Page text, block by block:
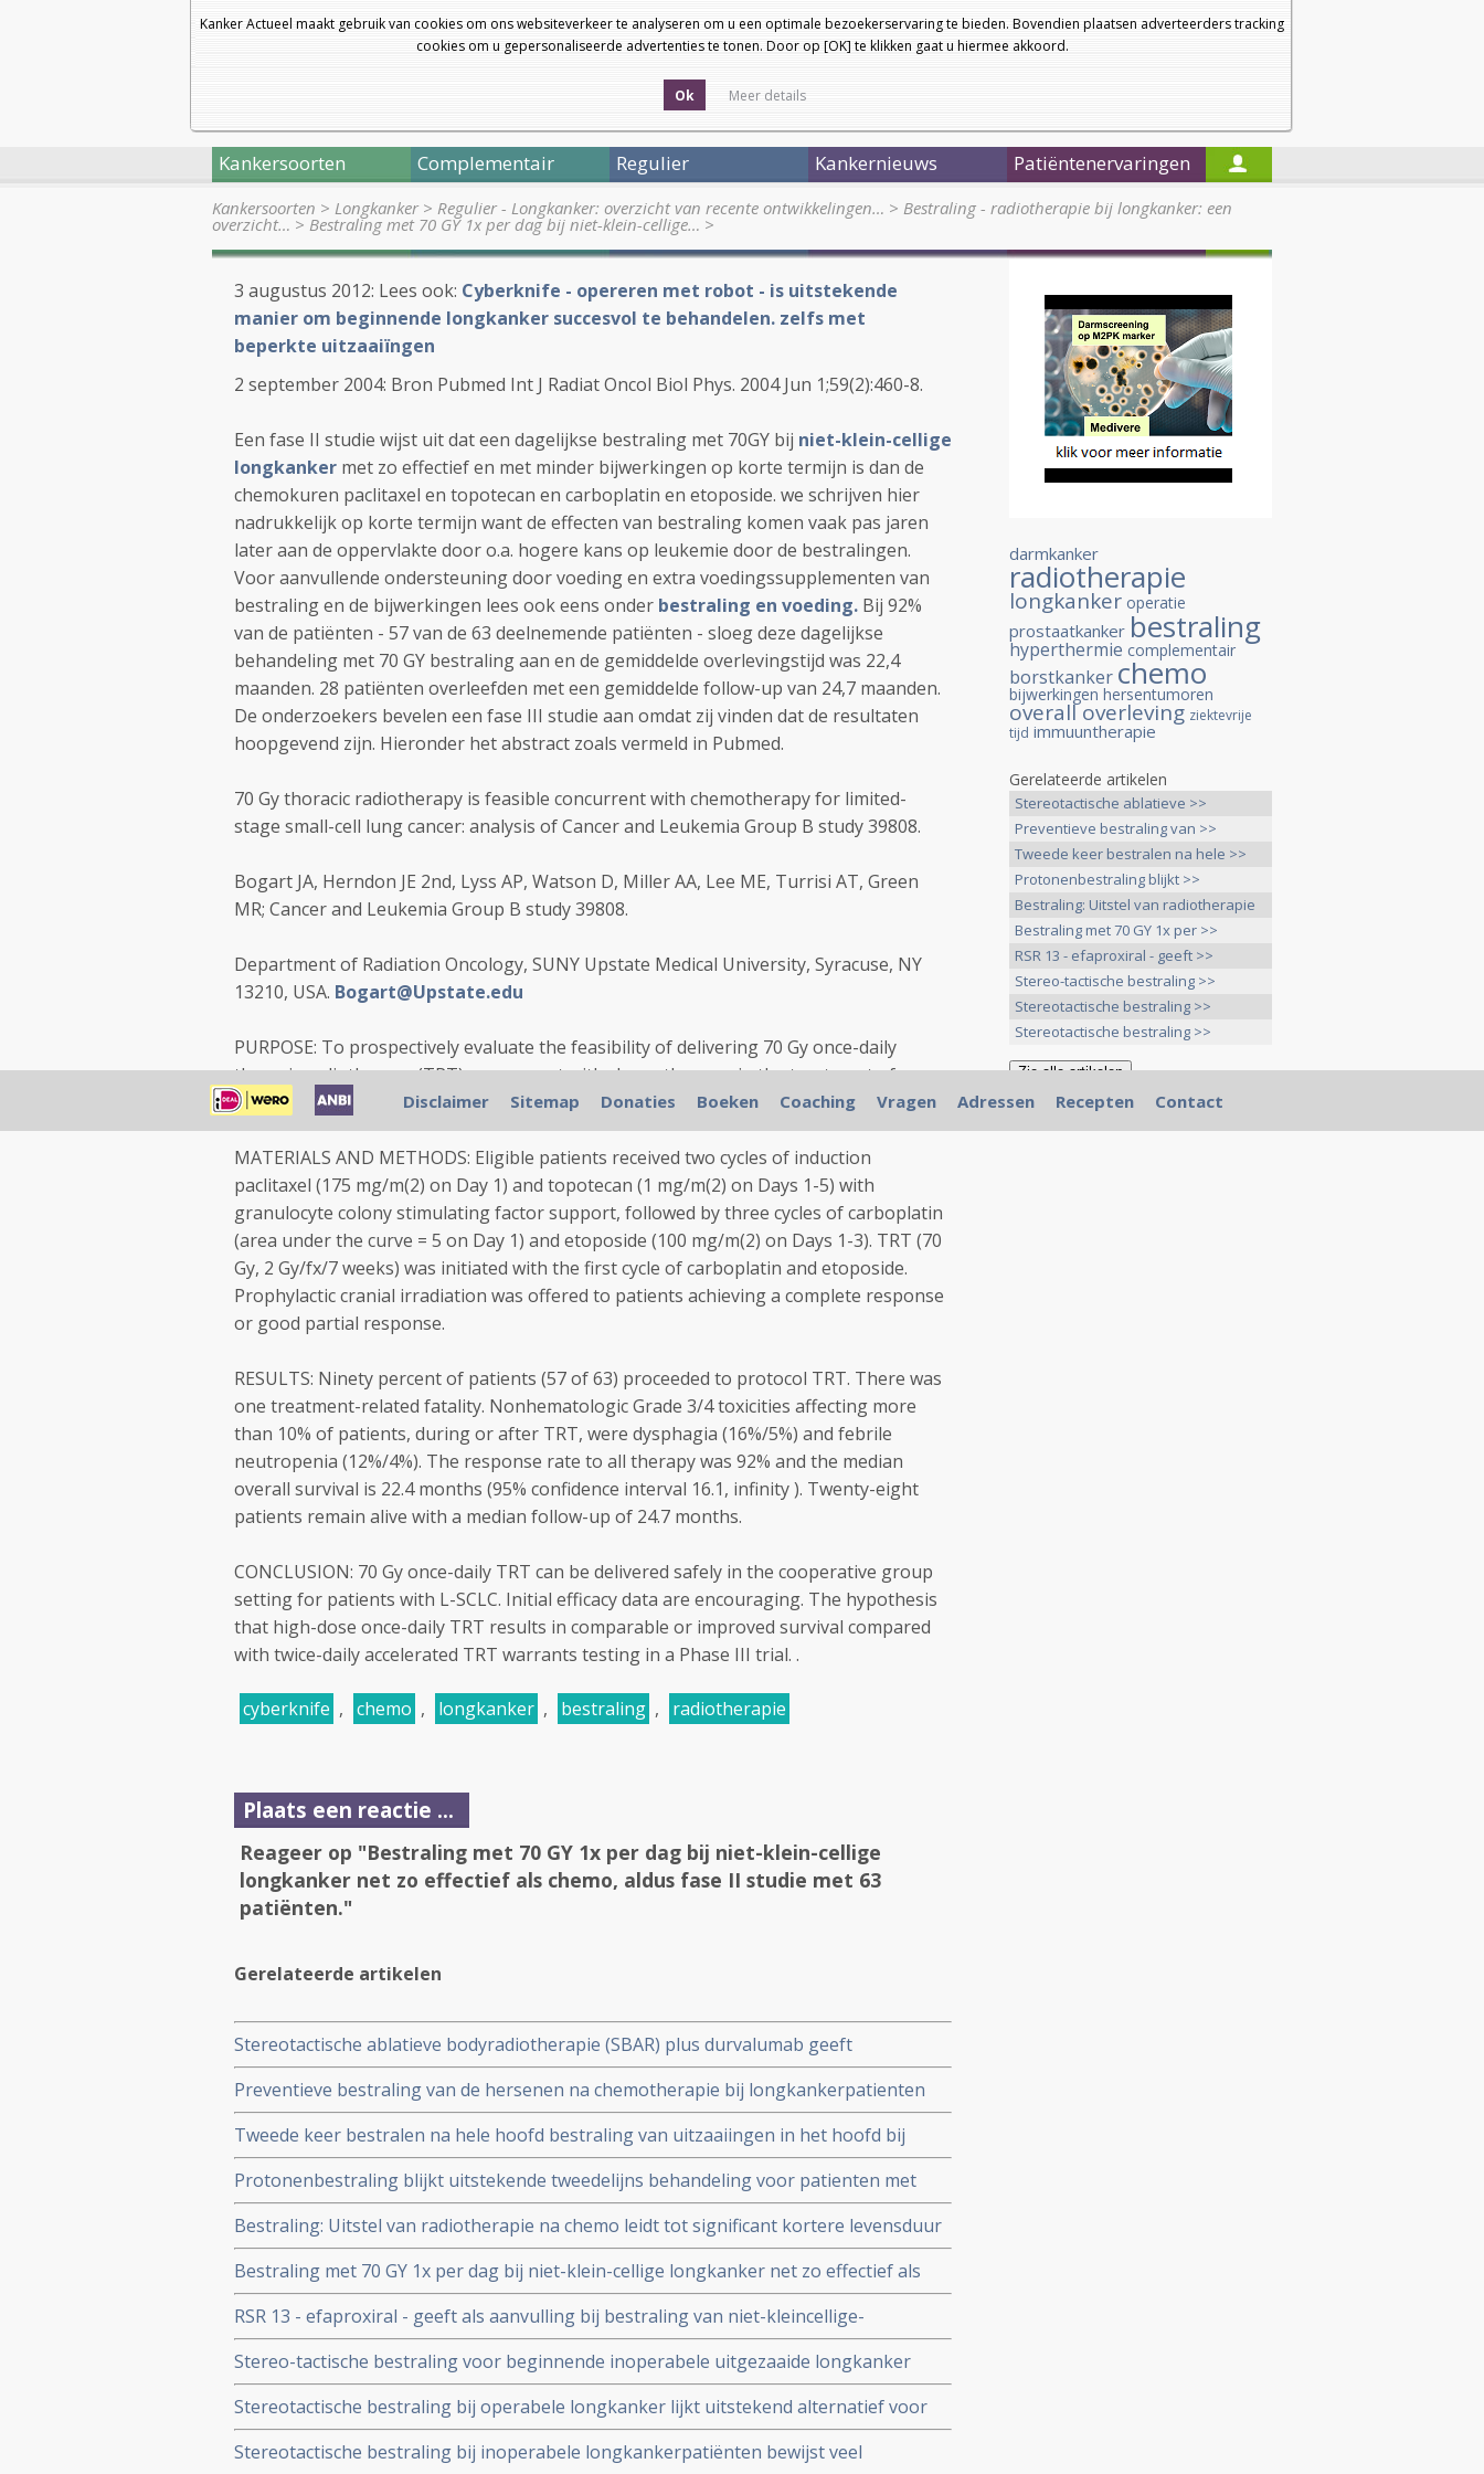
Kanker Actueel maakt gebruik van cookies om ons websiteverkeer te analyseren om u een optimale bezoekerservaring te bieden. Bovendien plaatsen adverteerders tracking
cookies om u gepersonaliseerde advertenties te tonen. Door op [OK] te klikken gaat u hiermee akkoord.
Ok Meer details
a
a
Nieuwsbrief
Startpagina
Kankersoorten Complementair Regulier Kankernieuws Patiëntenervaringen
Kankersoorten > Longkanker> Regulier - Longkanker: overzicht van recente ontwikkelingen… > Bestraling - radiotherapie bij longkanker: een
overzicht… > Bestraling met 70 GY 1x per dag bij niet-klein-cellige… >
3 augustus 2012: Lees ook: Cyberknife - opereren met robot - is uitstekende
manier om beginnende longkanker succesvol te behandelen. zelfs met
beperkte uitzaaiïngen
2 september 2004: Bron Pubmed Int J Radiat Oncol Biol Phys. 2004 Jun 1;59(2):460-8.
Een fase II studie wijst uit dat een dagelijkse bestraling met 70GY bij niet-klein-cellige
longkanker met zo effectief en met minder bijwerkingen op korte termijn is dan de
chemokuren paclitaxel en topotecan en carboplatin en etoposide. we schrijven hier
nadrukkelijk op korte termijn want de effecten van bestraling komen vaak pas jaren
later aan de oppervlakte door o.a. hogere kans op leukemie door de bestralingen.
Voor aanvullende ondersteuning door voeding en extra voedingssupplementen van
bestraling en de bijwerkingen lees ook eens onder bestraling en voeding. Bij 92%
van de patiënten - 57 van de 63 deelnemende patiënten - sloeg deze dagelijkse
behandeling met 70 GY bestraling aan en de gemiddelde overlevingstijd was 22,4
maanden. 28 patiënten overleefden met een gemiddelde follow-up van 24,7 maanden.
De onderzoekers bevelen een fase III studie aan omdat zij vinden dat de resultaten
hoopgevend zijn. Hieronder het abstract zoals vermeld in Pubmed.
70 Gy thoracic radiotherapy is feasible concurrent with chemotherapy for limited-
stage small-cell lung cancer: analysis of Cancer and Leukemia Group B study 39808.
Bogart JA, Herndon JE 2nd, Lyss AP, Watson D, Miller AA, Lee ME, Turrisi AT, Green
MR; Cancer and Leukemia Group B study 39808.
Department of Radiation Oncology, SUNY Upstate Medical University, Syracuse, NY
13210, USA. Bogart@Upstate.edu
PURPOSE: To prospectively evaluate the feasibility of delivering 70 Gy once-daily
thoracic radiotherapy (TRT), concurrent with chemotherapy, in the treatment of
limited-stage small-cell lung cancer (L-SCLC).
MATERIALS AND METHODS: Eligible patients received two cycles of induction
paclitaxel (175 mg/m(2) on Day 1) and topotecan (1 mg/m(2) on Days 1-5) with
granulocyte colony stimulating factor support, followed by three cycles of carboplatin
(area under the curve = 5 on Day 1) and etoposide (100 mg/m(2) on Days 1-3). TRT (70
Gy, 2 Gy/fx/7 weeks) was initiated with the first cycle of carboplatin and etoposide.
Prophylactic cranial irradiation was offered to patients achieving a complete response
or good partial response.
RESULTS: Ninety percent of patients (57 of 63) proceeded to protocol TRT. There was
one treatment-related fatality. Nonhematologic Grade 3/4 toxicities affecting more
than 10% of patients, during or after TRT, were dysphagia (16%/5%) and febrile
neutropenia (12%/4%). The response rate to all therapy was 92% and the median
overall survival is 22.4 months (95% confidence interval 16.1, infinity ). Twenty-eight
patients remain alive with a median follow-up of 24.7 months.
CONCLUSION: 70 Gy once-daily TRT can be delivered safely in the cooperative group
setting for patients with L-SCLC. Initial efficacy data are encouraging. The hypothesis
that high-dose once-daily TRT results in comparable or improved survival compared
with twice-daily accelerated TRT warrants testing in a Phase III trial. .
cyberknife , chemo , longkanker , bestraling , radiotherapie
Plaats een reactie ...
Reageer op "Bestraling met 70 GY 1x per dag bij niet-klein-cellige
longkanker net zo effectief als chemo, aldus fase II studie met 63
patiënten."
Gerelateerde artikelen
Stereotactische ablatieve bodyradiotherapie (SBAR) plus durvalumab geeft
uitstekende resultaten bij oudere patienten met beginnende niet-kleincellige
longkanker
Preventieve bestraling van de hersenen na chemotherapie bij longkankerpatienten
met groot risico op hersenuitzaaiingen verbetert mediane overall overleving met 45
maanden (20 vs 65 maanden)
Tweede keer bestralen na hele hoofd bestraling van uitzaaiingen in het hoofd bij
longkankerpatienten met niet-kleincellige longkanker kan positieve invloed hebben
op overall overleving
Protonenbestraling blijkt uitstekende tweedelijns behandeling voor patienten met
longkanker met recidief, met sterk verbeterde 1-jaars ziektevrije tijd en overall
overleving en veel betere kwaliteit van leven copy 1
Bestraling: Uitstel van radiotherapie na chemo leidt tot significant kortere levensduur
en vroegtijdige sterfte aan niet-klein-cellige longkanker en meer ongeneeslijke
longkankerpatienten. Blijkt uit promotie onderzoek van radioloog el Sharouni
Bestraling met 70 GY 1x per dag bij niet-klein-cellige longkanker net zo effectief als
chemo, aldus fase II studie met 63 patiënten.
RSR 13 - efaproxiral - geeft als aanvulling bij bestraling van niet-kleincellige-
longkanker significante en hoopgevende resultaten in twee fase II studies bij 52 en 51
patiënten.
Stereo-tactische bestraling voor beginnende inoperabele uitgezaaide longkanker
zorgt voor een 5-jaars overleving van 40 procent en en ziektevrije tijd van 26 procent.
Mediane overall overleving bleek 4 jaar te bedragen.
Stereotactische bestraling bij operabele longkanker lijkt uitstekend alternatief voor
operatie en is even effectief, wellicht effectiever.
Stereotactische bestraling bij inoperabele longkankerpatiënten bewijst veel
darmkanker
radiotherapie
longkanker operatie
prostaatkanker bestraling
hyperthermie complementair
borstkanker chemo
bijwerkingen hersentumoren
overall overleving ziektevrije
tijd immuuntherapie
Gerelateerde artikelen
Stereotactische ablatieve >>
Preventieve bestraling van >>
Tweede keer bestralen na hele >>
Protonenbestraling blijkt >>
Bestraling: Uitstel van radiotherapie
>>
Bestraling met 70 GY 1x per >>
RSR 13 - efaproxiral - geeft >>
Stereo-tactische bestraling >>
Stereotactische bestraling >>
Stereotactische bestraling >>
Disclaimer Sitemap Donaties Boeken Coaching Vragen Adressen Recepten Contact